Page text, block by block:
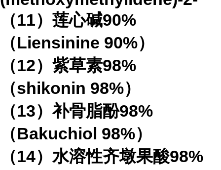
（11）莲心碱90%
（Liensinine 90%）
（12）紫草素98%
（shikonin 98%）
（13）补骨脂酚98%
（Bakuchiol 98%）
（14）水溶性齐墩果酸98%